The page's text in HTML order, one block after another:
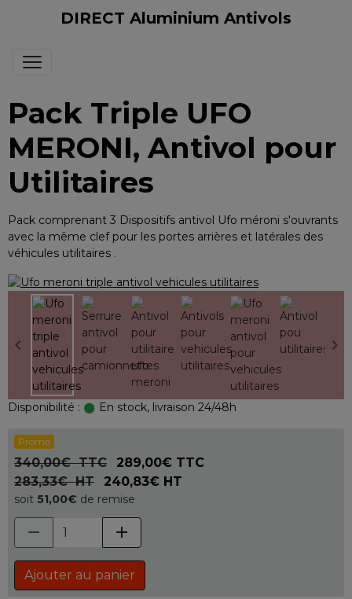
DIRECT Aluminium Antivols
Pack Triple UFO
MERONI, Antivol pour
Utilitaires
Pack comprenant 3 Dispositifs antivol Ufo méroni s'ouvrants
avec la même clef pour les portes arrières et latérales des
véhicules utilitaires .
Disponibilité : En stock, livraison 24/48h
Promo
340,00€ TTC
289,00€ TTC
283,33€ HT
240,83€ HT
soit 51,00€ de remise
Ajouter au panier